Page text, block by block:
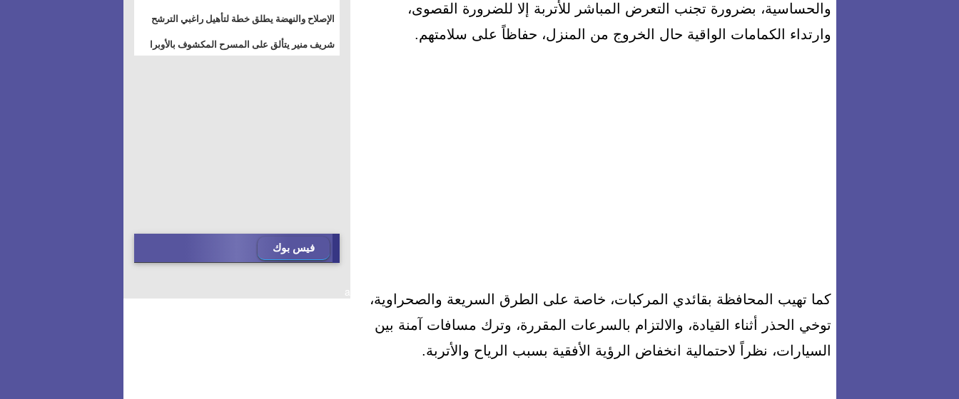
والحساسية، بضرورة تجنب التعرض المباشر للأتربة إلا للضرورة القصوى،
وارتداء الكمامات الواقية حال الخروج من المنزل، حفاظاً على سلامتهم.
كما تهيب المحافظة بقائدي المركبات، خاصة على الطرق السريعة والصحراوية،
توخي الحذر أثناء القيادة، والالتزام بالسرعات المقررة، وترك مسافات آمنة بين
السيارات، نظراً لاحتمالية انخفاض الرؤية الأفقية بسبب الرياح والأتربة.
الدوري لمتابعة الحصر الحيازي الجديدة
الإصلاح والنهضة يطلق خطة لتأهيل راغبي الترشح
للمجالس الشعبية المحلية ويستعرض خطط أماناته
بالمحافظات
شريف منير يتألق على المسرح المكشوف بالأوبرا
فيس بوك
a